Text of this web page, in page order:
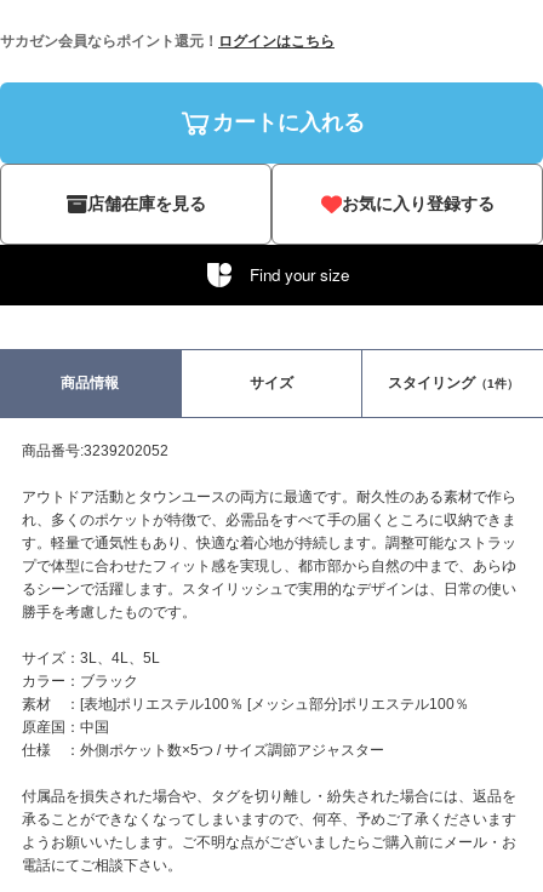
サカゼン会員ならポイント還元！ ログインはこちら
カートに入れる
店舗在庫を見る お気に入り登録する
Find your size
商品情報 サイズ スタイリング（1件）
商品番号:3239202052
アウトドア活動とタウンユースの両方に最適です。耐久性のある素材で作ら
れ、多くのポケットが特徴で、必需品をすべて手の届くところに収納できま
す。軽量で通気性もあり、快適な着心地が持続します。調整可能なストラッ
プで体型に合わせたフィット感を実現し、都市部から自然の中まで、あらゆ
るシーンで活躍します。スタイリッシュで実用的なデザインは、日常の使い
勝手を考慮したものです。
サイズ：3L、4L、5L
カラー：ブラック
素材 ：[表地]ポリエステル100％ [メッシュ部分]ポリエステル100％
原産国：中国
仕様 ：外側ポケット数×5つ / サイズ調節アジャスター
付属品を損失された場合や、タグを切り離し・紛失された場合には、返品を
承ることができなくなってしまいますので、何卒、予めご了承くださいます
ようお願いいたします。ご不明な点がございましたらご購入前にメール・お
電話にてご相談下さい。